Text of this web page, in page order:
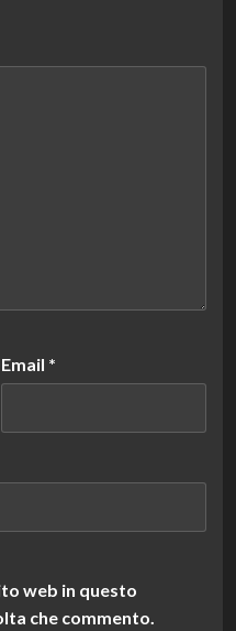
Email *
web in questo
che commento.